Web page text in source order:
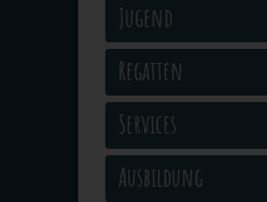
Jugend
Regatten
Services
Ausbildung